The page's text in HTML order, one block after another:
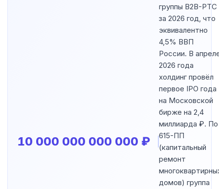
10 000 000 000 000 ₽
группы B2B-РТС
за 2026 год, что
эквивалентно
4,5% ВВП
России. В
2026 года
холдинг провёл
первое IPO года
на Московской
бирже на 2,4
миллиарда ₽. По
615-ПП
(капитальный
ремонт
домов) группа